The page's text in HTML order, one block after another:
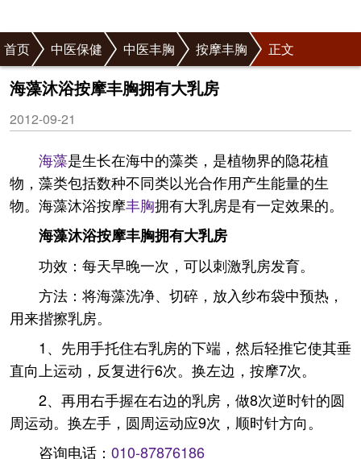
首页 中医保健 中医丰胸 按摩丰胸 正文
海藻沐浴按摩丰胸拥有大乳房
2012-09-21
海藻是生长在海中的藻类，是植物界的隐花植
物，藻类包括数种不同类以光合作用产生能量的生
物。海藻沐浴按摩丰胸拥有大乳房是有一定效果的。
海藻沐浴按摩丰胸拥有大乳房
功效：每天早晚一次，可以刺激乳房发育。
方法：将海藻洗净、切碎，放入纱布袋中预热，
用来揩擦乳房。
1、先用手托住右乳房的下端，然后轻推它使其垂
直向上运动，反复进行6次。换左边，按摩7次。
2、再用右手握在右边的乳房，做8次逆时针的圆
周运动。换左手，圆周运动应9次，顺时针方向。
咨询电话： 010-87876186